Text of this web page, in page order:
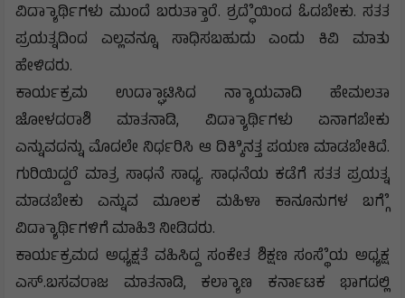
ವಿದ್ಯಾಾರ್ಥಿಗಳು ಮುಂದೆ ಬರುತ್ತಾಾರೆ. ಶ್ರದ್ಧೆೆಯಿಂದ ಓದಬೇಕು. ಸತತ
ಪ್ರಯತ್ನದಿಂದ ಎಲ್ಲವನ್ನೂ ಸಾಧಿಸಬಹುದು ಎಂದು ಕಿವಿ ಮಾತು
ಹೇಳಿದರು.
ಕಾರ್ಯಕ್ರಮ ಉದ್ಘಾಾಟಿಸಿದ ನ್ಯಾಾಯವಾದಿ ಹೇಮಲತಾ
ಜೋಳದರಾಶಿ ಮಾತನಾಡಿ, ವಿದ್ಯಾಾರ್ಥಿಗಳು ಏನಾಗಬೇಕು
ಎನ್ನುವದನ್ನು ಮೊದಲೇ ನಿರ್ಧರಿಸಿ ಆ ದಿಕ್ಕಿಿನತ್ತ ಪಯಣ ಮಾಡಬೇಕಿದೆ.
ಗುರಿಯಿದ್ದರೆ ಮಾತ್ರ ಸಾಧನೆ ಸಾಧ್ಯ. ಸಾಧನೆಯ ಕಡೆಗೆ ಸತತ ಪ್ರಯತ್ನ
ಮಾಡಬೇಕು ಎನ್ನುವ ಮೂಲಕ ಮಹಿಳಾ ಕಾನೂನುಗಳ ಬಗ್ಗೆೆ
ವಿದ್ಯಾಾರ್ಥಿಗಳಿಗೆ ಮಾಹಿತಿ ನೀಡಿದರು.
ಕಾರ್ಯಕ್ರಮದ ಅಧ್ಯಕ್ಷತೆ ವಹಿಸಿದ್ದ ಸಂಕೇತ ಶಿಕ್ಷಣ ಸಂಸ್ಥೆೆಯ ಅಧ್ಯಕ್ಷ
ಎಸ್.ಬಸವರಾಜ ಮಾತನಾಡಿ, ಕಲ್ಯಾಾಣ ಕರ್ನಾಟಕ ಭಾಗದಲ್ಲಿ